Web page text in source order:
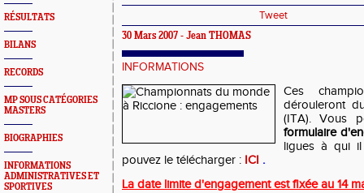
RÉSULTATS
BILANS
RECORDS
MP SOUS CATÉGORIES
MASTERS
BIOGRAPHIES
INFORMATIONS
ADMINISTRATIVES ET
SPORTIVES
Tweet
30 Mars 2007 - Jean THOMAS
INFORMATIONS
Ces
dérouleront
(ITA). Vous
formulaire
ligues à qui
pouvez le télécharger : ICI .
La date limite d'engagement est fixée au 14